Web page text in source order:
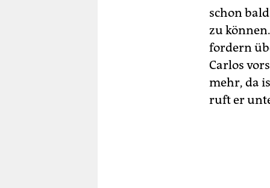
schon
zu
fordern
Carlos
mehr, da
ruft er